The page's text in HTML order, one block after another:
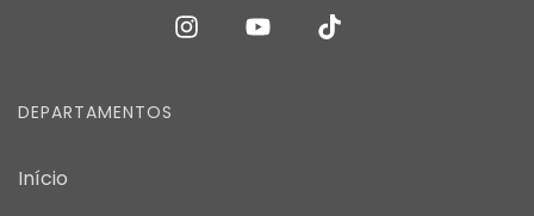
DEPARTAMENTOS
Início